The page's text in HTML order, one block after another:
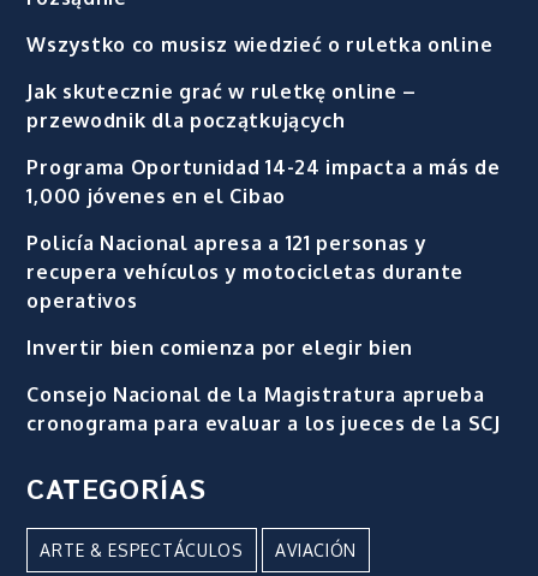
Wszystko co musisz wiedzieć o ruletka online
Jak skutecznie grać w ruletkę online –
przewodnik dla początkujących
Programa Oportunidad 14-24 impacta a más de
1,000 jóvenes en el Cibao
Policía Nacional apresa a 121 personas y
recupera vehículos y motocicletas durante
operativos
Invertir bien comienza por elegir bien
Consejo Nacional de la Magistratura aprueba
cronograma para evaluar a los jueces de la SCJ
CATEGORÍAS
ARTE & ESPECTÁCULOS AVIACIÓN